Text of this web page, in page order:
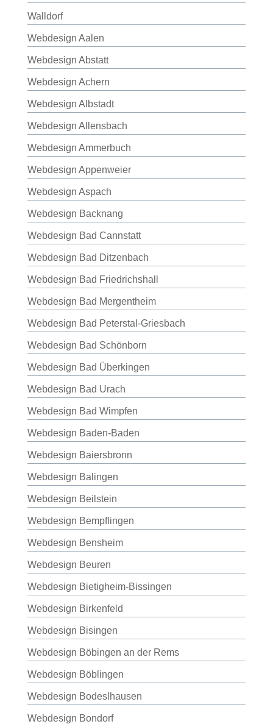
Walldorf
Webdesign Aalen
Webdesign Abstatt
Webdesign Achern
Webdesign Albstadt
Webdesign Allensbach
Webdesign Ammerbuch
Webdesign Appenweier
Webdesign Aspach
Webdesign Backnang
Webdesign Bad Cannstatt
Webdesign Bad Ditzenbach
Webdesign Bad Friedrichshall
Webdesign Bad Mergentheim
Webdesign Bad Peterstal-Griesbach
Webdesign Bad Schönborn
Webdesign Bad Überkingen
Webdesign Bad Urach
Webdesign Bad Wimpfen
Webdesign Baden-Baden
Webdesign Baiersbronn
Webdesign Balingen
Webdesign Beilstein
Webdesign Bempflingen
Webdesign Bensheim
Webdesign Beuren
Webdesign Bietigheim-Bissingen
Webdesign Birkenfeld
Webdesign Bisingen
Webdesign Böbingen an der Rems
Webdesign Böblingen
Webdesign Bodeslhausen
Webdesign Bondorf